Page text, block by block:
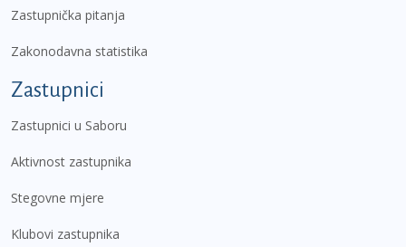
Zastupnička pitanja
Zakonodavna statistika
Zastupnici
Zastupnici u Saboru
Aktivnost zastupnika
Stegovne mjere
Klubovi zastupnika